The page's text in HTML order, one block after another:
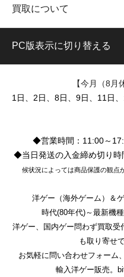
買取について
PC版表示に切り替える
【今月（8月
1日、2日、8日、9日、11日
◆営業時間：11:00～
◆当日発送の入金締め切り時
候状況によっては商品保護の観点
洋ゲー（海外ゲーム）＆
時代(80年代)～最新機
洋ゲー、国内ゲー問わず買取
も取り寄せ
お気軽に問い合わせフォーム
輸入洋ゲー販売。